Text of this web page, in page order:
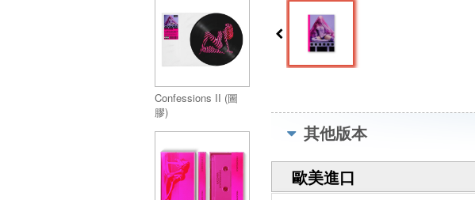
Confessions II (圖
膠)
其他版本
歐美進口